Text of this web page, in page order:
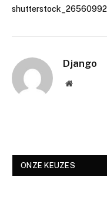
Django
Website
ONZE KEUZES